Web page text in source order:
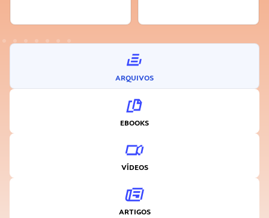
ARQUIVOS
EBOOKS
VÍDEOS
ARTIGOS